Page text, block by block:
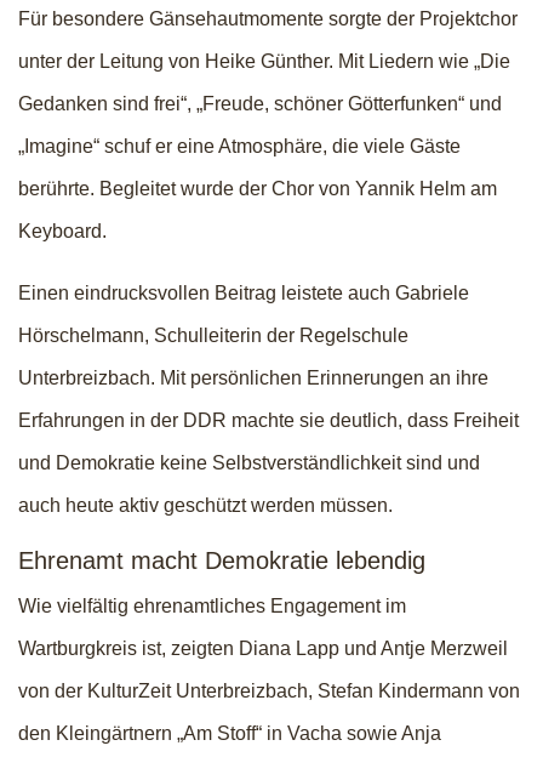
Für besondere Gänsehautmomente sorgte der Projektchor
unter der Leitung von Heike Günther. Mit Liedern wie „Die
Gedanken sind frei“, „Freude, schöner Götterfunken“ und
„Imagine“ schuf er eine Atmosphäre, die viele Gäste
berührte. Begleitet wurde der Chor von Yannik Helm am
Keyboard.
Einen eindrucksvollen Beitrag leistete auch Gabriele
Hörschelmann, Schulleiterin der Regelschule
Unterbreizbach. Mit persönlichen Erinnerungen an ihre
Erfahrungen in der DDR machte sie deutlich, dass Freiheit
und Demokratie keine Selbstverständlichkeit sind und
auch heute aktiv geschützt werden müssen.
Ehrenamt macht Demokratie lebendig
Wie vielfältig ehrenamtliches Engagement im
Wartburgkreis ist, zeigten Diana Lapp und Antje Merzweil
von der KulturZeit Unterbreizbach, Stefan Kindermann von
den Kleingärtnern „Am Stoff“ in Vacha sowie Anja